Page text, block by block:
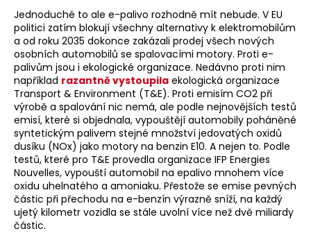
Jednoduché to ale e-palivo rozhodně mít nebude. V EU
politici zatím blokují všechny alternativy k elektromobilům
a od roku 2035 dokonce zakázali prodej všech nových
osobních automobilů se spalovacími motory. Proti e-
palivům jsou i ekologické organizace. Nedávno proti nim
například razantně vystoupila ekologická organizace
Transport & Environment (T&E). Proti emisím CO2 při
výrobě a spalování nic nemá, ale podle nejnovějších testů
emisí, které si objednala, vypouštějí automobily poháněné
syntetickým palivem stejné množství jedovatých oxidů
dusíku (NOx) jako motory na benzin E10. A nejen to. Podle
testů, které pro T&E provedla organizace IFP Energies
Nouvelles, vypouští automobil na epalivo mnohem více
oxidu uhelnatého a amoniaku. Přestože se emise pevných
částic při přechodu na e-benzín výrazně sníží, na každý
ujetý kilometr vozidla se stále uvolní více než dvě miliardy
částic.